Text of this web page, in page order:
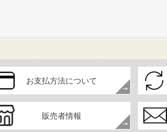
お支払方法について
販売者情報